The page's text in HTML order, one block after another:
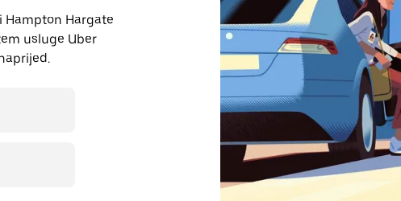
Hampton Hargate
usluge Uber